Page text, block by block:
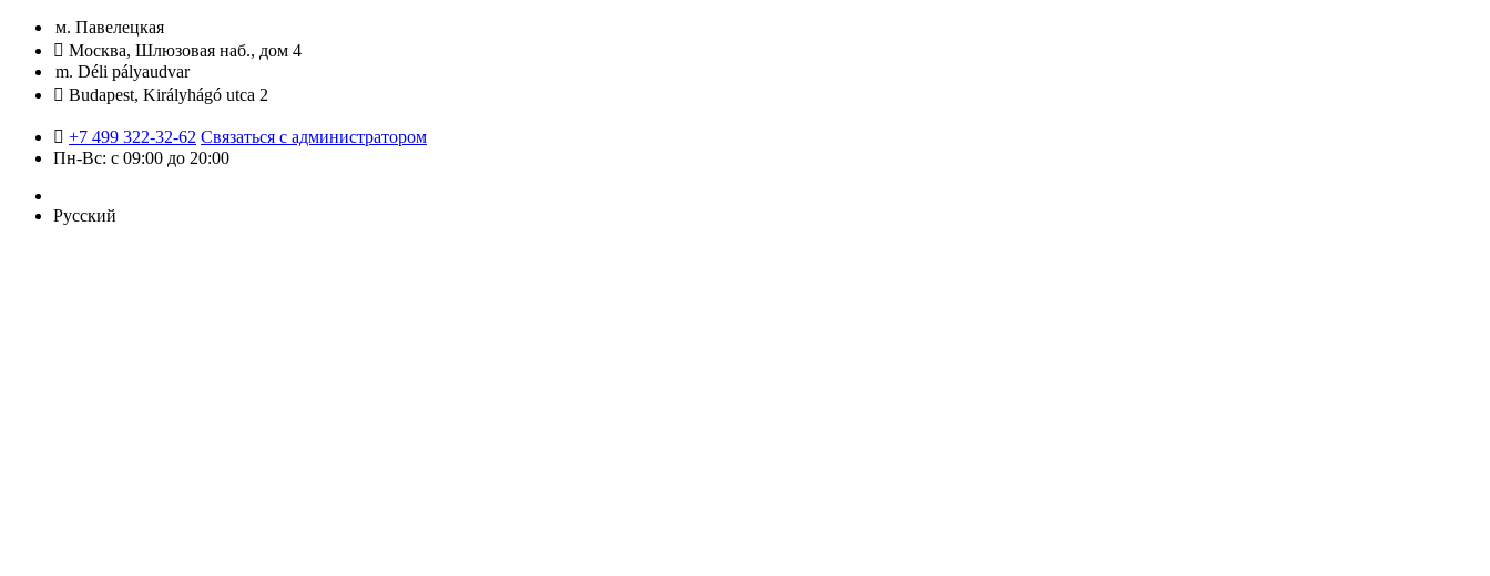
м. Павелецкая
Москва, Шлюзовая наб., дом 4
m. Déli pályaudvar
Budapest, Királyhágó utca 2
+7 499 322-32-62 Связаться с администратором
Пн-Вс: с 09:00 до 20:00
Русский